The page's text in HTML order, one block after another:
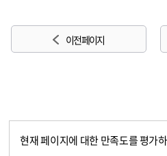
이전 페이지
현재 페이지에 대한 만족도를 평가